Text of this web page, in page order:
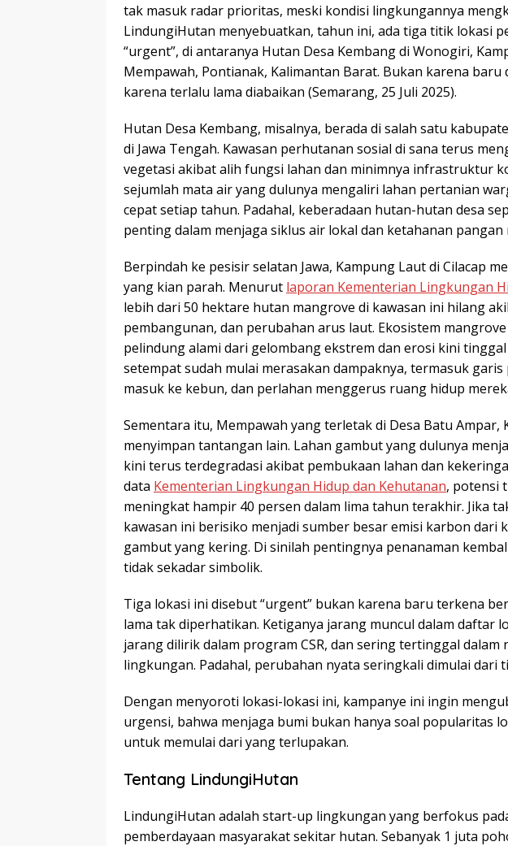
tak masuk radar prioritas, meski kondisi lingkungannya
LindungiHutan menyebuatkan, tahun ini, ada tiga titik lokasi
“urgent”, di antaranya Hutan Desa Kembang di Wonogiri,
Mempawah, Pontianak, Kalimantan Barat. Bukan karena baru
karena terlalu lama diabaikan (Semarang, 25 Juli 2025).
Hutan Desa Kembang, misalnya, berada di salah satu
di Jawa Tengah. Kawasan perhutanan sosial di sana terus
vegetasi akibat alih fungsi lahan dan minimnya infrastruktur
sejumlah mata air yang dulunya mengaliri lahan pertanian
cepat setiap tahun. Padahal, keberadaan hutan-hutan desa
penting dalam menjaga siklus air lokal dan ketahanan pangan
Berpindah ke pesisir selatan Jawa, Kampung Laut di Cilacap
yang kian parah. Menurut laporan Kementerian Lingkungan
lebih dari 50 hektare hutan mangrove di kawasan ini hilang
pembangunan, dan perubahan arus laut. Ekosistem
pelindung alami dari gelombang ekstrem dan erosi kini
setempat sudah mulai merasakan dampaknya, termasuk
masuk ke kebun, dan perlahan menggerus ruang hidup
Sementara itu, Mempawah yang terletak di Desa Batu Ampar,
menyimpan tantangan lain. Lahan gambut yang dulunya
kini terus terdegradasi akibat pembukaan lahan dan
data Kementerian Lingkungan Hidup dan Kehutanan, potensi
meningkat hampir 40 persen dalam lima tahun terakhir. Jika
kawasan ini berisiko menjadi sumber besar emisi karbon dari
gambut yang kering. Di sinilah pentingnya penanaman
tidak sekadar simbolik.
Tiga lokasi ini disebut “urgent” bukan karena baru terkena
lama tak diperhatikan. Ketiganya jarang muncul dalam daftar
jarang dilirik dalam program CSR, dan sering tertinggal dalam
lingkungan. Padahal, perubahan nyata seringkali dimulai dari
Dengan menyoroti lokasi-lokasi ini, kampanye ini ingin
urgensi, bahwa menjaga bumi bukan hanya soal popularitas
untuk memulai dari yang terlupakan.
Tentang LindungiHutan
LindungiHutan adalah start-up lingkungan yang berfokus
pemberdayaan masyarakat sekitar hutan. Sebanyak 1 juta